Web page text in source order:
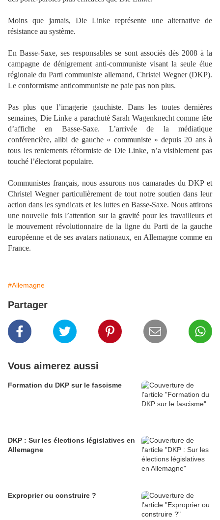
Moins que jamais, Die Linke représente une alternative de
résistance au système.
En Basse-Saxe, ses responsables se sont associés dès 2008 à la
campagne de dénigrement anti-communiste visant la seule élue
régionale du Parti communiste allemand, Christel Wegner (DKP).
Le conformisme anticommuniste ne paie pas non plus.
Pas plus que l’imagerie gauchiste. Dans les toutes dernières
semaines, Die Linke a parachuté Sarah Wagenknecht comme tête
d’affiche en Basse-Saxe. L’arrivée de la médiatique
conférencière, alibi de gauche « communiste » depuis 20 ans à
tous les reniements réformiste de Die Linke, n’a visiblement pas
touché l’électorat populaire.
Communistes français, nous assurons nos camarades du DKP et
Christel Wegner particulièrement de tout notre soutien dans leur
action dans les syndicats et les luttes en Basse-Saxe. Nous attirons
une nouvelle fois l’attention sur la gravité pour les travailleurs et
le mouvement révolutionnaire de la ligne du Parti de la gauche
européenne et de ses avatars nationaux, en Allemagne comme en
France.
#Allemagne
Partager
Vous aimerez aussi
Formation du DKP sur le fascisme
DKP : Sur les élections législatives en
Allemagne
Exproprier ou construire ?